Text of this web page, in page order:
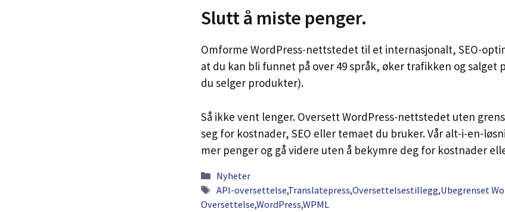
Slutt å miste penger.
Omforme WordPress-nettstedet til et internasjonalt, SEO-
at du kan bli funnet på over 49 språk, øker trafikken og salget
du selger produkter).
Så ikke vent lenger. Oversett WordPress-nettstedet uten
seg for kostnader, SEO eller temaet du bruker. Vår alt-i-en-
mer penger og gå videre uten å bekymre deg for kostnader
Kategorier
Nyheter
Tags
API-oversettelse,Translatepress,Oversettelsestillegg,Ubegrenset
Oversettelse,WordPress,WPML